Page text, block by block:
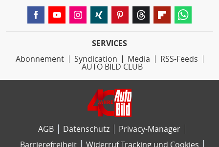
SERVICES
Abonnement
Syndication Media
RSS-Feeds
AUTO BILD CLUB
AGB Datenschutz
Privacy-Manager
Barrierefreiheit
Widerruf Tracking und Cookies